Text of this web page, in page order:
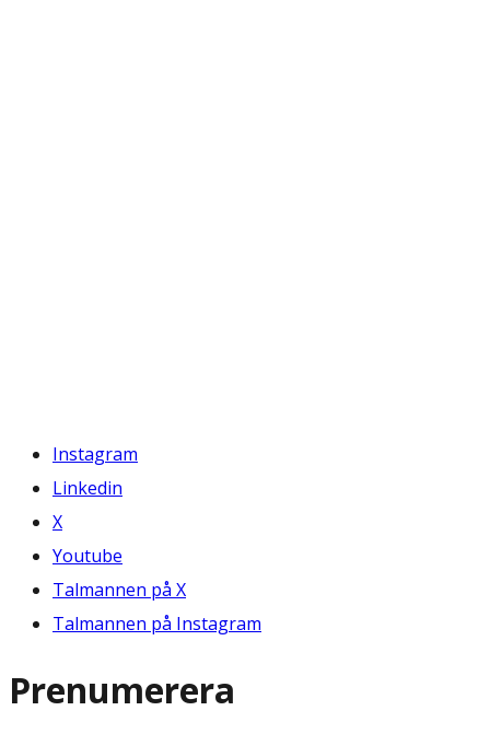
Instagram
Linkedin
X
Youtube
Talmannen på X
Talmannen på Instagram
Prenumerera